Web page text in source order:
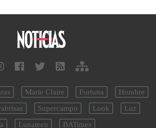
Marie Claire Fortuna
Hombre
Supercampo Look
Luz
Lunateen BATimes